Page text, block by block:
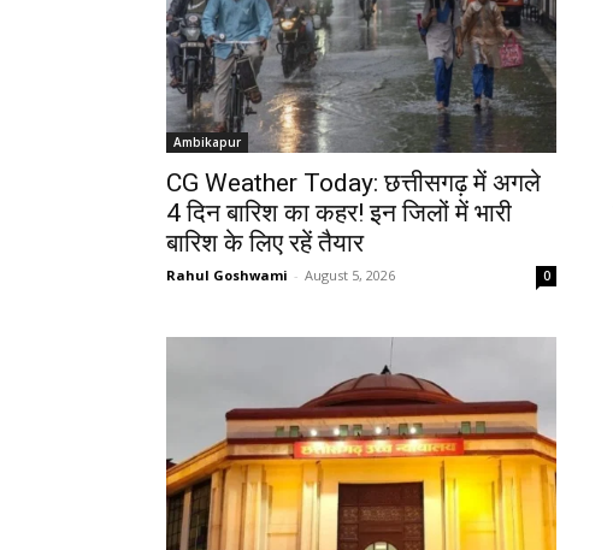
Ambikapur
CG Weather Today: छत्तीसगढ़ में अगले
4 दिन बारिश का कहर! इन जिलों में भारी
बारिश के लिए रहें तैयार
Rahul Goshwami - August 5, 2026 0